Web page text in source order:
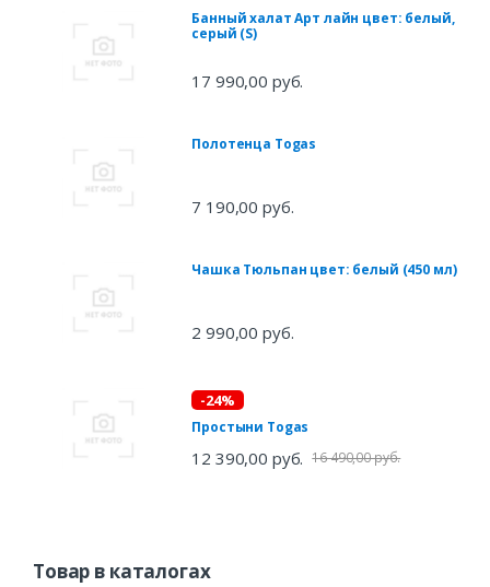
Банный халат Арт лайн цвет: белый,
серый (S)
17 990,00 руб.
Полотенца Togas
7 190,00 руб.
Чашка Тюльпан цвет: белый (450 мл)
2 990,00 руб.
-24%
Простыни Togas
12 390,00 руб. 16 490,00 руб.
Товар в каталогах